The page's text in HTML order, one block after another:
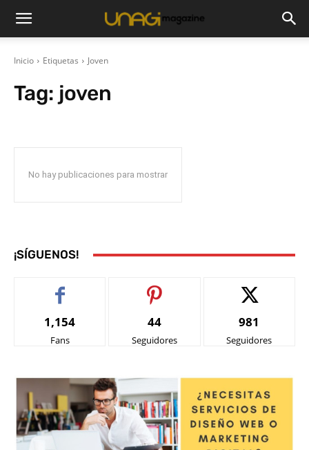
Inicio Etiquetas Joven
Tag: joven
No hay publicaciones para mostrar
¡SÍGUENOS!
1,154
Fans
44
Seguidores
981
Seguidores